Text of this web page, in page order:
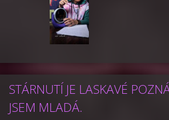
STÁRNUTÍ JE LASKAVÉ
JSEM MLADÁ.